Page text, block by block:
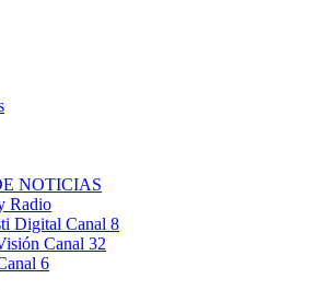
NOTICIAS
Radio
Digital Canal 8
Canal 32
6